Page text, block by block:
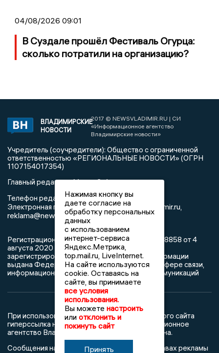
04/08/2026 09:01
В Суздале прошёл Фестиваль Огурца:
сколько потратили на организацию?
ВЛАДИМИРСКИЕ
НОВОСТИ
2017 © NEWSVLADIMIR.RU | СИ
«Информационное агентство
Владимирские новости»
Учредитель (соучредители): Общество с ограниченной
ответственностью «РЕГИОНАЛЬНЫЕ НОВОСТИ» (ОГРН
1107154017354)
Главный редактор: Мазов С. А.
Телефон редакции:8 (4922) 666916
Электронная почта редакции:info@newsvladimir.ru
reklama@newsvladimir.ru
Регистрационный номер: серия Эл № ФС77-78858 от 4
августа 2020 г. согласно выписке из реестра
зарегистрированных средств массовой информации
выдана Федеральной службой по надзору в сфере связи,
информационных технологий и массовых коммуникаций
При использовании любого материала с данного сайта
гиперссылка на Сетевое издание «Информационное
агентство Владимирские новости» обязательна.
Сообщения на сером фоне размещены на правах рекламы
Нажимая кнопку вы
даете согласие на
обработку персональных
данных
с использованием
интернет-сервиса
Яндекс.Метрика,
top.mail.ru, LiveInternet.
На сайте используются
cookie. Оставаясь на
сайте, вы принимаете
все условия
использования.
Вы можете настроить
или отклонить и
покинуть сайт
Принять